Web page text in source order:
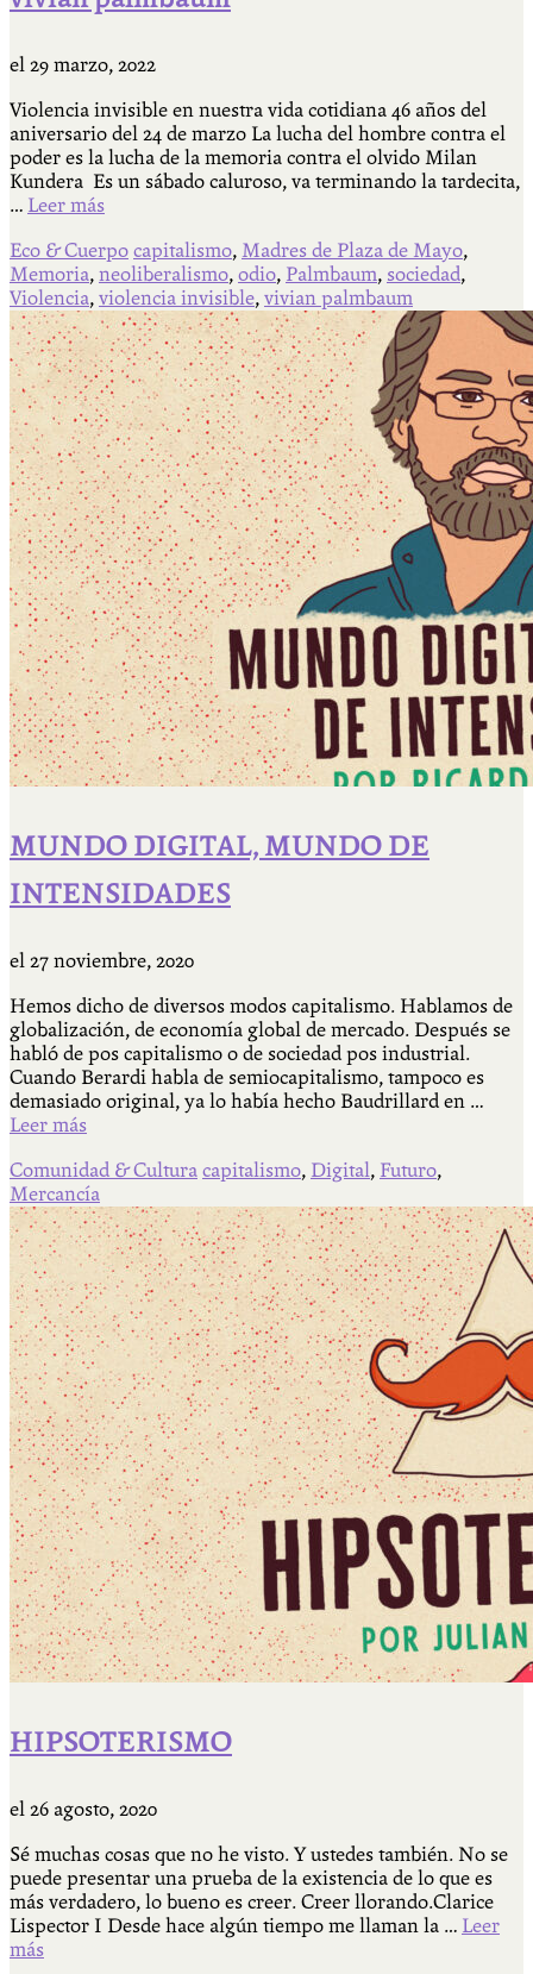
el 29 marzo, 2022
Violencia invisible en nuestra vida cotidiana 46 años del
aniversario del 24 de marzo La lucha del hombre contra el
poder es la lucha de la memoria contra el olvido Milan
Kundera Es un sábado caluroso, va terminando la tardecita,
… Leer más
Eco & Cuerpo capitalismo, Madres de Plaza de Mayo,
Memoria, neoliberalismo, odio, Palmbaum, sociedad,
Violencia, violencia invisible, vivian palmbaum
MUNDO DIGITAL, MUNDO DE
INTENSIDADES
el 27 noviembre, 2020
Hemos dicho de diversos modos capitalismo. Hablamos de
globalización, de economía global de mercado. Después se
habló de pos capitalismo o de sociedad pos industrial.
Cuando Berardi habla de semiocapitalismo, tampoco es
demasiado original, ya lo había hecho Baudrillard en …
Leer más
Comunidad & Cultura capitalismo, Digital, Futuro,
Mercancía
HIPSOTERISMO
el 26 agosto, 2020
Sé muchas cosas que no he visto. Y ustedes también. No se
puede presentar una prueba de la existencia de lo que es
más verdadero, lo bueno es creer. Creer llorando.Clarice
Lispector I Desde hace algún tiempo me llaman la … Leer
más